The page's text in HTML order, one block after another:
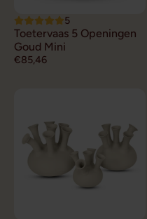
5
Toetervaas 5 Openingen
Goud Mini
€85,46